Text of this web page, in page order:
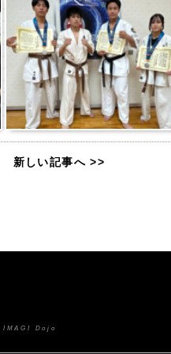
新しい記事へ >>
IMAGI Dojo